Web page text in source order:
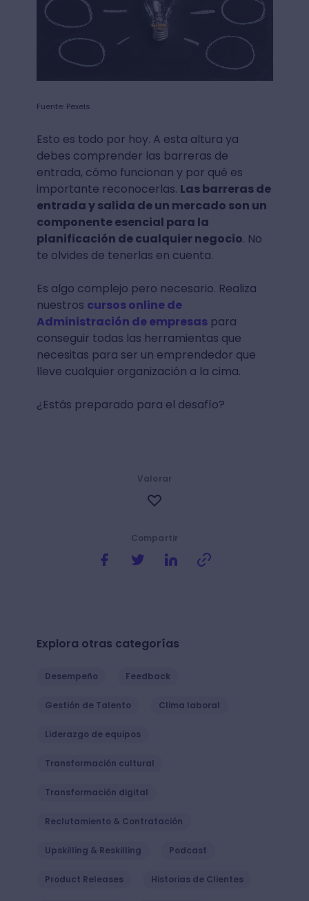
Fuente: Pexels
Esto es todo por hoy. A esta altura ya
debes comprender las barreras de
entrada, cómo funcionan y por qué es
importante reconocerlas. Las barreras de
entrada y salida de un mercado son un
componente esencial para la
planificación de cualquier negocio. No
te olvides de tenerlas en cuenta.
Es algo complejo pero necesario. Realiza
nuestros cursos online de
Administración de empresaspara
conseguir todas las herramientas que
necesitas para ser un emprendedor que
lleve cualquier organización a la cima.
¿Estás preparado para el desafío?
Compartir
Valorar
Explora otras categorías
Desempeño Feedback
Gestión de Talento Clima laboral
Liderazgo de equipos
Transformación cultural
Transformación digital
Reclutamiento & Contratación
Upskilling & Reskilling Podcast
Product Releases Historias de Clientes